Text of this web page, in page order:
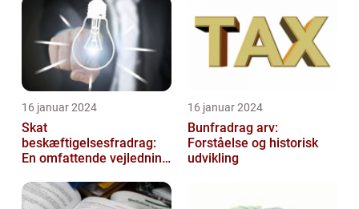
16 januar 2024
Skat
beskæftigelsesfradrag:
En omfattende vejledning
16 januar 2024
Bunfradrag arv:
Forståelse og historisk
udvikling